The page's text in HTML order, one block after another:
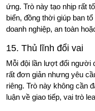
ứng. Trò này tạo nhịp rất
biển, đồng thời giúp ban
doanh nghiệp, an toàn
15. Thủ lĩnh đổi vai
Mỗi đội lần lượt đổi người
rất đơn giản nhưng yêu
riêng. Trò này không cần
luận về giao tiếp, vai trò